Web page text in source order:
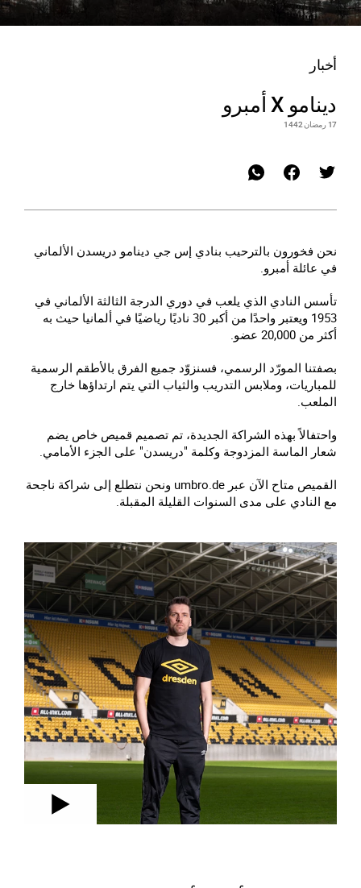
أخبار
دينامو X أمبرو
17 رمضان 1442
نحن فخورون بالترحيب بنادي إس جي دينامو دريسدن الألماني
في عائلة أمبرو.
تأسس النادي الذي يلعب في دوري الدرجة الثالثة الألماني في
1953 ويعتبر واحدًا من أكبر 30 ناديًا رياضيًا في ألمانيا حيث به
أكثر من 20,000 عضو.
بصفتنا المورّد الرسمي، فسنزوّد جميع الفرق بالأطقم الرسمية
للمباريات، وملابس التدريب والثياب التي يتم ارتداؤها خارج
الملعب.
واحتفالاً بهذه الشراكة الجديدة، تم تصميم قميص خاص يضم
شعار الماسة المزدوجة وكلمة "دريسدن" على الجزء الأمامي.
القميص متاح الآن عبر umbro.de ونحن نتطلع إلى شراكة ناجحة
مع النادي على مدى السنوات القليلة المقبلة.